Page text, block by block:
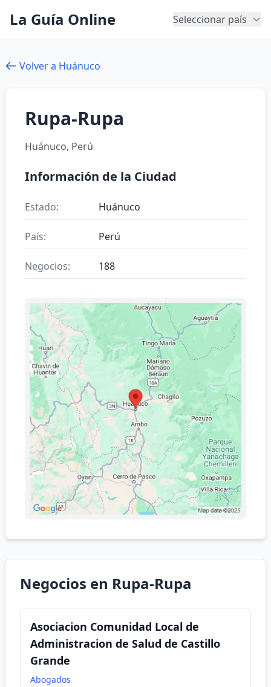
La Guía Online Seleccionar país
Volver a Huánuco
Rupa-Rupa
Huánuco, Perú
Información de la Ciudad
Estado: Huánuco
País: Perú
Negocios: 188
Negocios en Rupa-Rupa
Asociacion Comunidad Local de
Administracion de Salud de Castillo
Grande
Abogados